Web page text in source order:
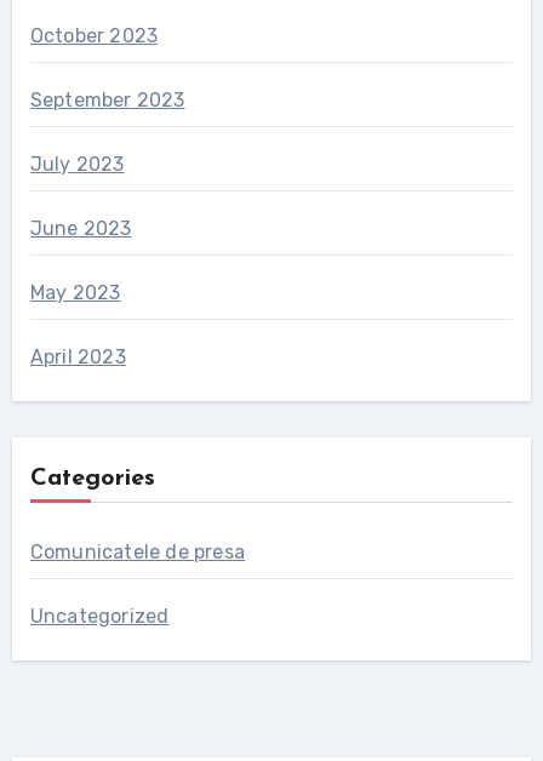
October 2023
September 2023
July 2023
June 2023
May 2023
April 2023
Categories
Comunicatele de presa
Uncategorized